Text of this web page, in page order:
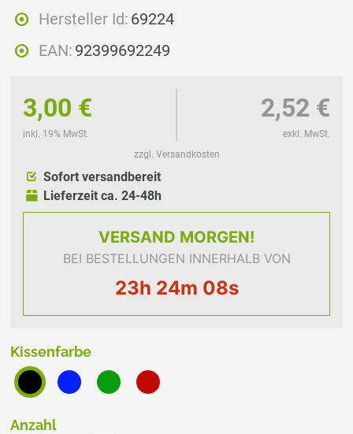
Hersteller Id: 69224
EAN: 92399692249
3,00 €
inkl. 19% MwSt.
2,52 €
exkl. MwSt.
zzgl. Versandkosten
Sofort versandbereit
Lieferzeit ca. 24-48h
VERSAND MORGEN!
BEI BESTELLUNGEN INNERHALB VON
23h 24m 08s
Kissenfarbe
Anzahl